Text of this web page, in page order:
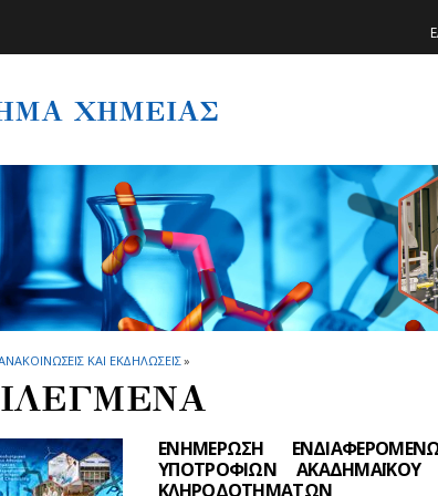
ΧΗΜΕΙΑΣ
ΚΑΙ ΕΚΔΗΛΩΣΕΙΣ»
ΕΝΗΜΕΡΩΣΗ
ΥΠΟΤΡΟΦΙΩΝ
ΚΛΗΡΟΔΟΤΗΜΑΤΩΝ